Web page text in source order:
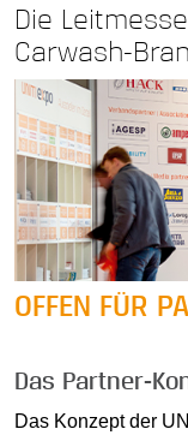
Die
Carwash-
OFFEN FÜR
Das Partner-
Das Konzept der